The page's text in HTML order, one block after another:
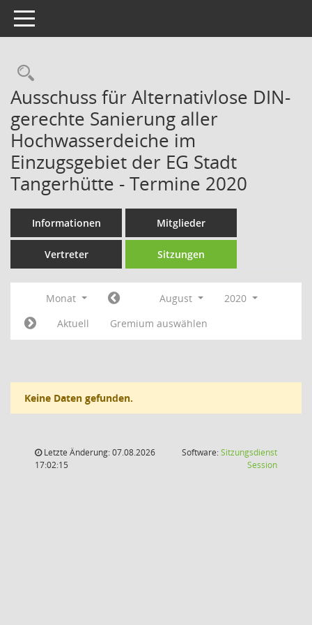
Toggle navigation
Rechercheauswahl
Ausschuss für Alternativlose DIN-
gerechte Sanierung aller
Hochwasserdeiche im
Einzugsgebiet der EG Stadt
Tangerhütte - Termine 2020
Informationen Mitglieder
Vertreter Sitzungen
Monat August
2020
Aktuell
Gremium auswählen
Keine Daten gefunden.
Letzte Änderung: 07.08.2026
17:02:15
Software:Sitzungsdienst
Session(Wird in